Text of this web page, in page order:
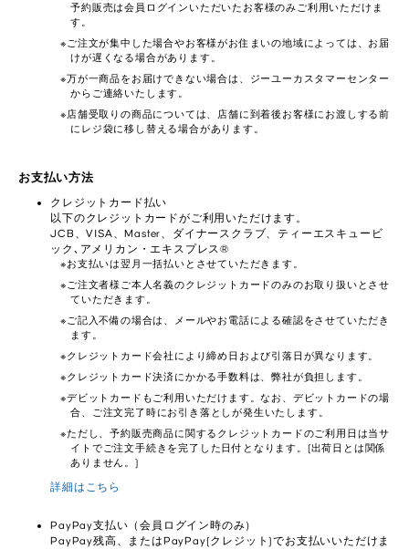
予約販売は会員ログインいただいたお客様のみご利用いただけま
す。
ご注文が集中した場合やお客様がお住まいの地域によっては、お届
けが遅くなる場合があります。
万が一商品をお届けできない場合は、ジーユーカスタマーセンター
からご連絡いたします。
店舗受取りの商品については、店舗に到着後お客様にお渡しする前
にレジ袋に移し替える場合があります。
お支払い方法
クレジットカード払い
以下のクレジットカードがご利用いただけます。
JCB、VISA、Master、ダイナースクラブ、ティーエスキュービ
ック､アメリカン・エキスプレス®
お支払いは翌月一括払いとさせていただきます。
ご注文者様ご本人名義のクレジットカードのみのお取り扱いとさせ
ていただきます。
ご記入不備の場合は、メールやお電話による確認をさせていただき
ます。
クレジットカード会社により締め日および引落日が異なります。
クレジットカード決済にかかる手数料は、弊社が負担します。
デビットカードもご利用いただけます。なお、デビットカードの場
合、ご注文完了時にお引き落としが発生いたします。
ただし、予約販売商品に関するクレジットカードのご利用日は当サ
イトでご注文手続きを完了した日付となります。(出荷日とは関係
ありません。)
詳細はこちら
PayPay支払い（会員ログイン時のみ）
PayPay残高、またはPayPay(クレジット)でお支払いいただけま